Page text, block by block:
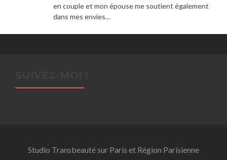
en couple et mon épouse me soutient également
dans mes envies…
Studio Transbeauté sur Paris et Région Parisienne